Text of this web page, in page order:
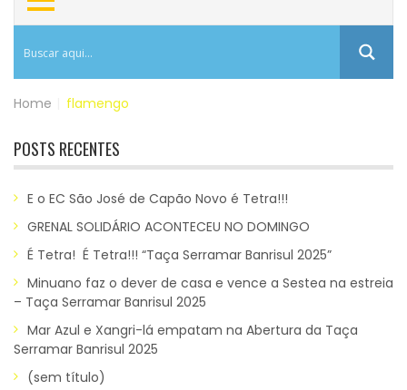
Home flamengo
POSTS RECENTES
E o EC São José de Capão Novo é Tetra!!!
GRENAL SOLIDÁRIO ACONTECEU NO DOMINGO
É Tetra! É Tetra!!! “Taça Serramar Banrisul 2025”
Minuano faz o dever de casa e vence a Sestea na estreia
– Taça Serramar Banrisul 2025
Mar Azul e Xangri-lá empatam na Abertura da Taça
Serramar Banrisul 2025
(sem título)